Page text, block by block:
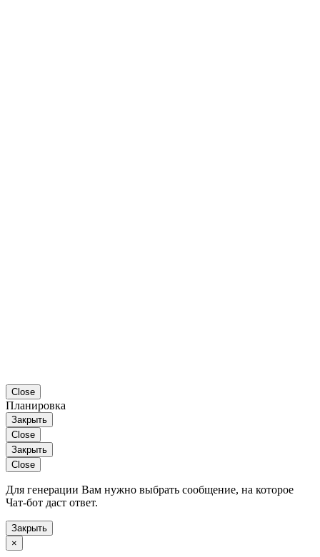
Close
Планировка
Закрыть
Close
Закрыть
Close
Для генерации Вам нужно выбрать сообщение, на которое
Чат-бот даст ответ.
Закрыть
×